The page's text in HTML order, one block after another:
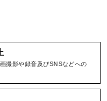
撮影や録音及びSNSなどへの